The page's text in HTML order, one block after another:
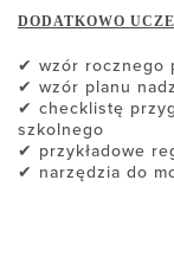
DODATKOWO
✔ wzór rocznego
✔ wzór planu
✔ checklistę
szkolnego
✔ przykładowe
✔ narzędzia do